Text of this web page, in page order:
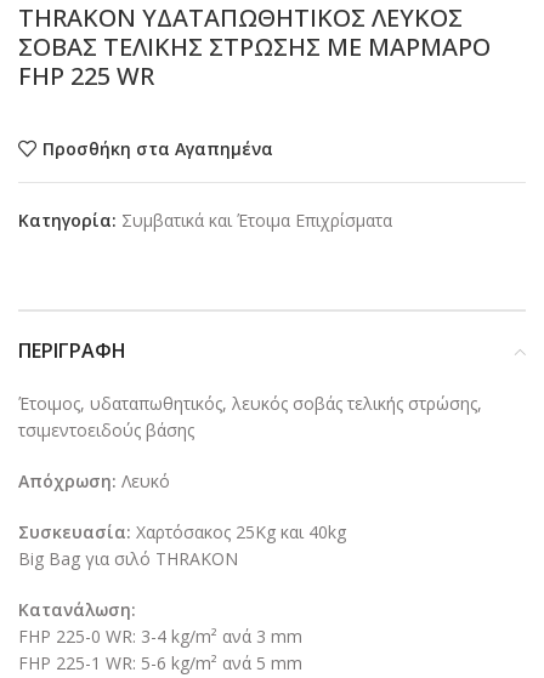
THRAKON ΥΔΑΤΑΠΩΘΗΤΙΚΟΣ ΛΕΥΚΟΣ
ΣΟΒΑΣ ΤΕΛΙΚΗΣ ΣΤΡΩΣΗΣ ΜΕ ΜΑΡΜΑΡΟ
FHP 225 WR
Προσθήκη στα Αγαπημένα
Κατηγορία: Συμβατικά και Έτοιμα Επιχρίσματα
ΠΕΡΙΓΡΑΦΉ
Έτοιμος, υδαταπωθητικός, λευκός σοβάς τελικής στρώσης,
τσιμεντοειδούς βάσης
Απόχρωση: Λευκό
Συσκευασία: Χαρτόσακος 25Kg και 40kg
Big Bag για σιλό THRAKON
Κατανάλωση:
FHP 225-0 WR: 3-4 kg/m² ανά 3 mm
FHP 225-1 WR: 5-6 kg/m² ανά 5 mm